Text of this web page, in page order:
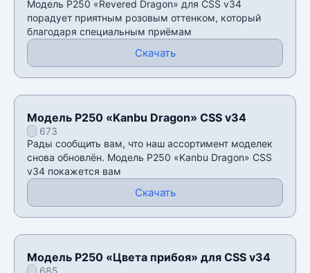
Модель P250 «Revered Dragon» для CSS v34
порадует приятным розовым оттенком, который
благодаря специальным приёмам
Скачать
Модель P250 «Kanbu Dragon» CSS v34
673
Рады сообщить вам, что наш ассортимент моделек
снова обновлён. Модель P250 «Kanbu Dragon» CSS
v34 покажется вам
Скачать
Модель P250 «Цвета прибоя» для CSS v34
685